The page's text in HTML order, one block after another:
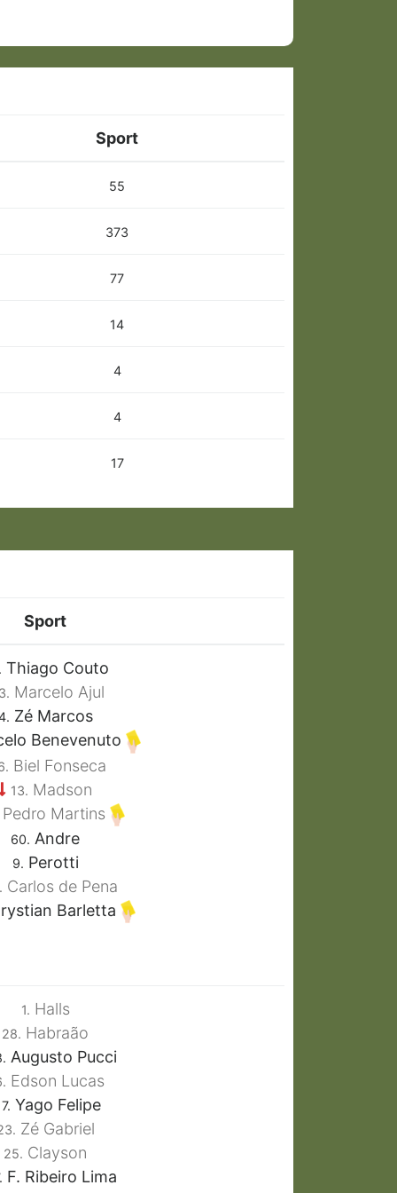
Sport
55
373
77
14
4
4
17
Sport
Thiago Couto
Marcelo Ajul
Zé Marcos
Benevenuto
Biel Fonseca
13. Madson
Martins
60. Andre
9. Perotti
Carlos de Pena
Barletta
1. Halls
28. Habraão
Augusto Pucci
Edson Lucas
7. Yago Felipe
Zé Gabriel
25. Clayson
F. Ribeiro Lima